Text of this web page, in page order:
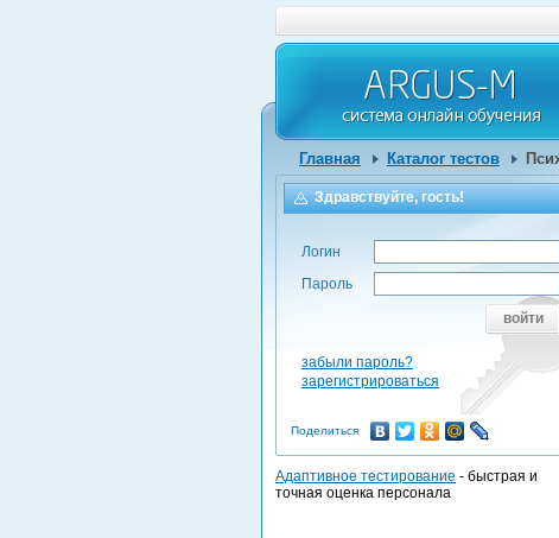
Главная Каталог тестов
Здравствуйте, гость!
Логин
Пароль
войти
забыли пароль?
зарегистрироваться
Поделиться
Адаптивное тестирование - быстрая и
точная оценка персонала